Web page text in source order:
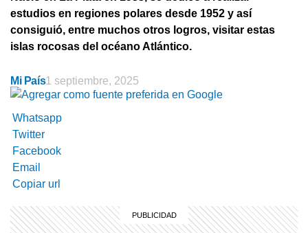
estudios en regiones polares desde 1952 y así
consiguió, entre muchos otros logros, visitar estas
islas rocosas del océano Atlántico.
Mi País1 septiembre, 2025
Whatsapp
Twitter
Facebook
Email
Copiar url